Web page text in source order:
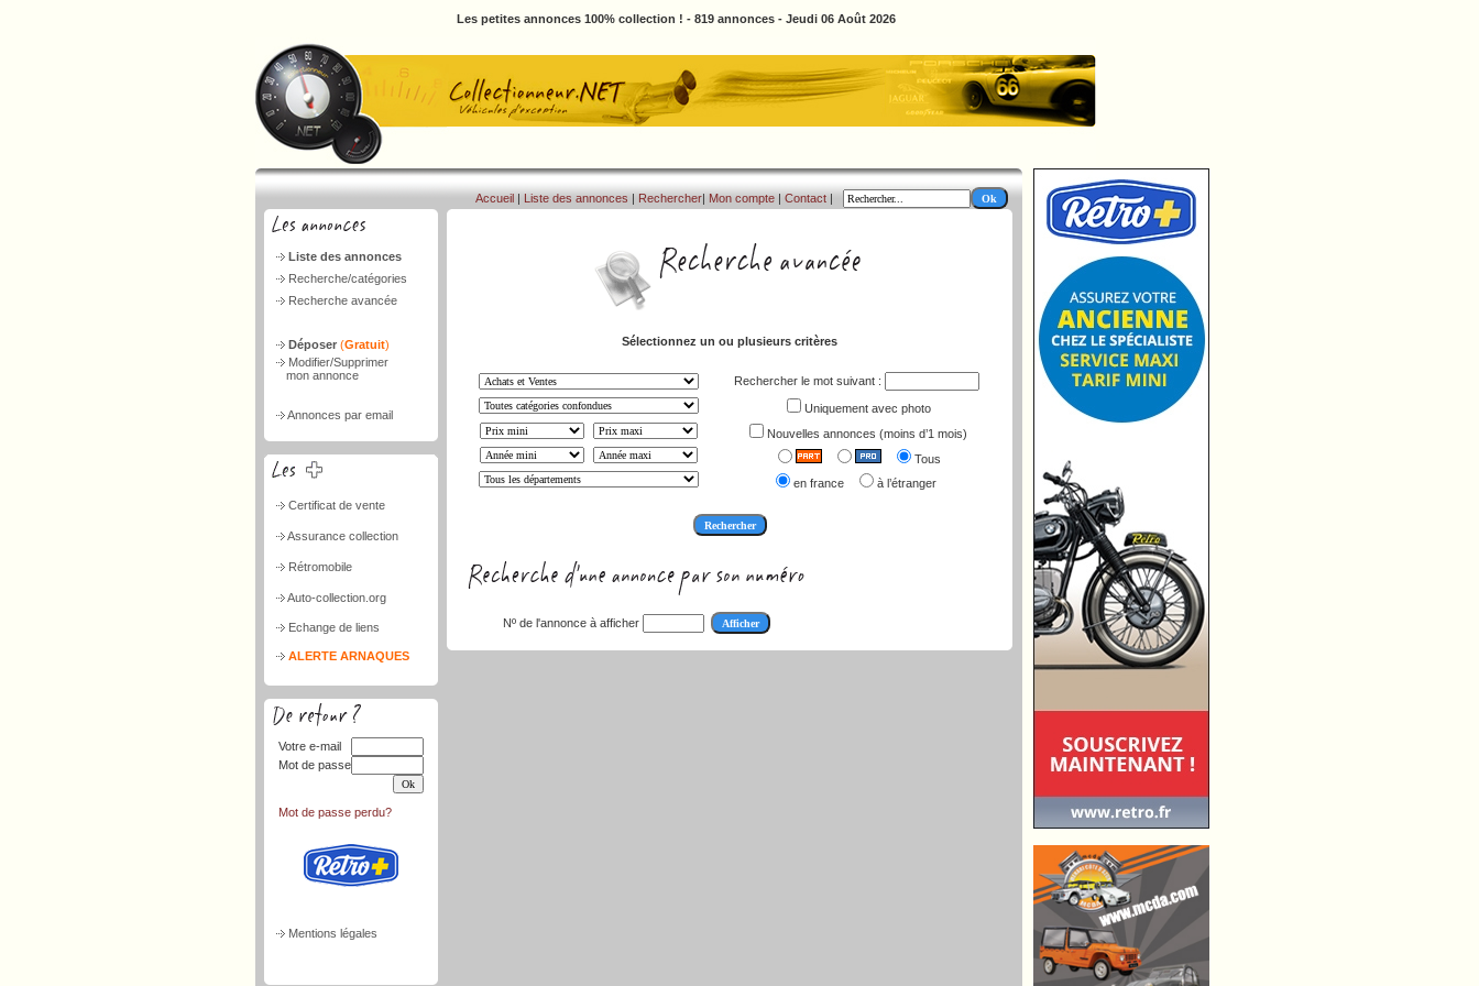
Les petites annonces 100% collection ! - 819 annonces - Jeudi 06 Août 2026
Liste des annonces
Recherche/catégories
Recherche avancée
Déposer (Gratuit)
Modifier/Supprimer
mon annonce
Annonces par email
Certificat de vente
Assurance collection
Rétromobile
Auto-collection.org
Echange de liens
ALERTE ARNAQUES
Votre e-mail
Mot de passe
Mot de passe perdu?
Mentions légales
Accueil | Liste des annonces | Rechercher| Mon compte | Contact |
Sélectionnez un ou plusieurs critères
Rechercher le mot suivant :
Uniquement avec photo
Nouvelles annonces (moins d’1 mois)
Tous
en france
à l’étranger
Nº de l'annonce à afficher